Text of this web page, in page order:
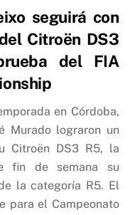
seguirá con
Citroën DS3
del FIA
en Córdoba,
Murado lograron un
Citroën DS3 R5, la
fin de semana su
la categoría R5. El
para el Campeonato